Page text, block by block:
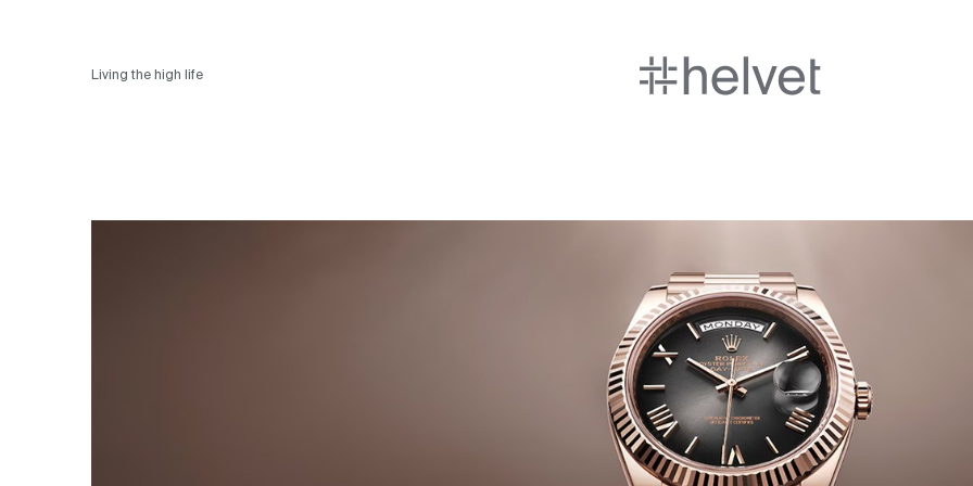
Living the high life